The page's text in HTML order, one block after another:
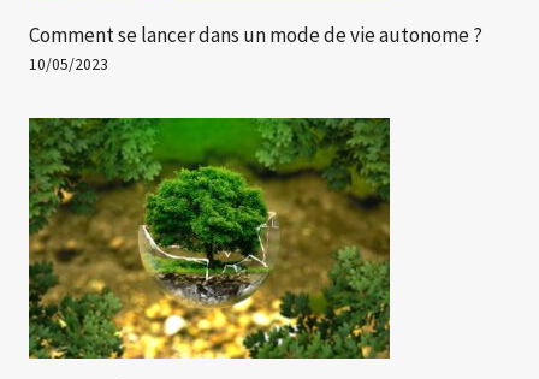
Comment se lancer dans un mode de vie autonome ?
10/05/2023